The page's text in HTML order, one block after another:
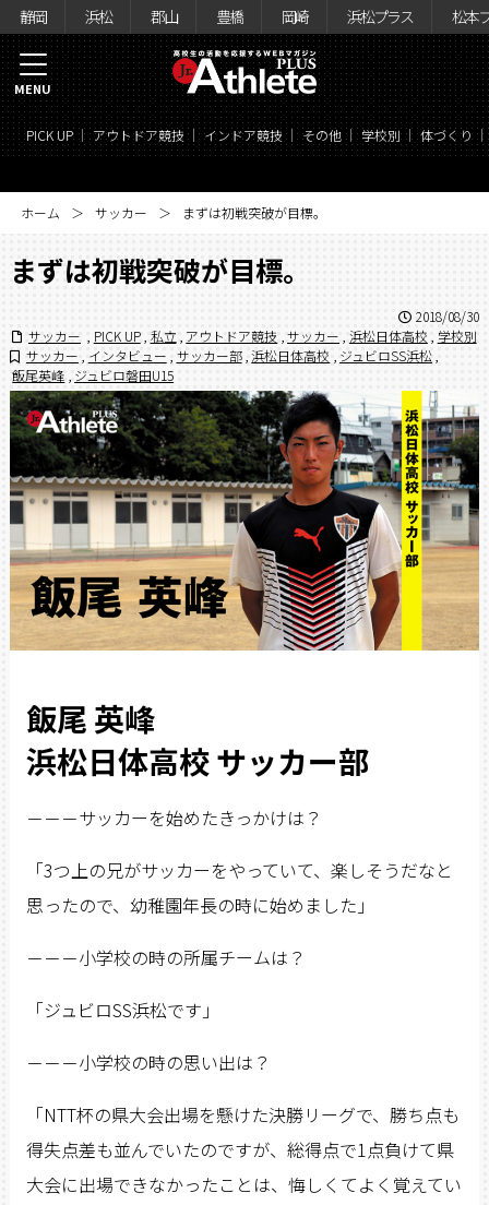
静岡 浜松 郡山 豊橋 岡崎 浜松プラス 松本
PICK UP アウトドア競技 インドア競技 その他 学校別 体づくり
MENU
ホーム サッカー まずは初戦突破が目標。
まずは初戦突破が目標。
2018/08/30
サッカー , PICK UP 私立 アウトドア競技 サッカー 浜松日体高校 , 学校別
サッカー
インタビュー サッカー部 浜松日体高校 ジュビロSS浜松
飯尾英峰 ジュビロ磐田U15
飯尾 英峰
浜松日体高校 サッカー部
－－－サッカーを始めたきっかけは？
「3つ上の兄がサッカーをやっていて、楽しそうだなと
思ったので、幼稚園年長の時に始めました」
－－－小学校の時の所属チームは？
「ジュビロSS浜松です」
－－－小学校の時の思い出は？
「NTT杯の県大会出場を懸けた決勝リーグで、勝ち点も
得失点差も並んでいたのですが、総得点で1点負けて県
大会に出場できなかったことは、悔しくてよく覚えてい